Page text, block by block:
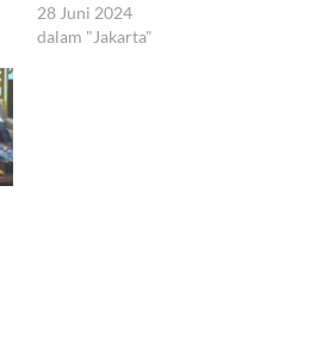
28 Juni 2024
dalam "Jakarta"